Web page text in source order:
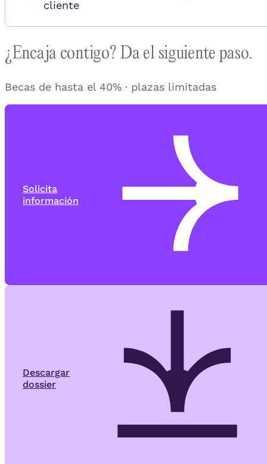
cliente
¿Encaja contigo? Da el siguiente paso.
Becas de hasta el 40% · plazas limitadas
Solicita
información
Descargar
dossier